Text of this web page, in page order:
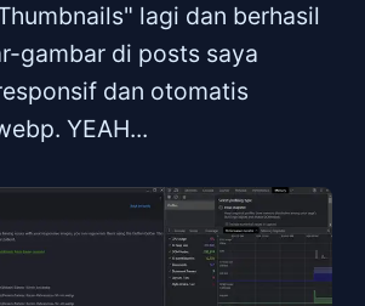
lagi dan berhasil
gambar di posts saya
dan otomatis
YEAH...